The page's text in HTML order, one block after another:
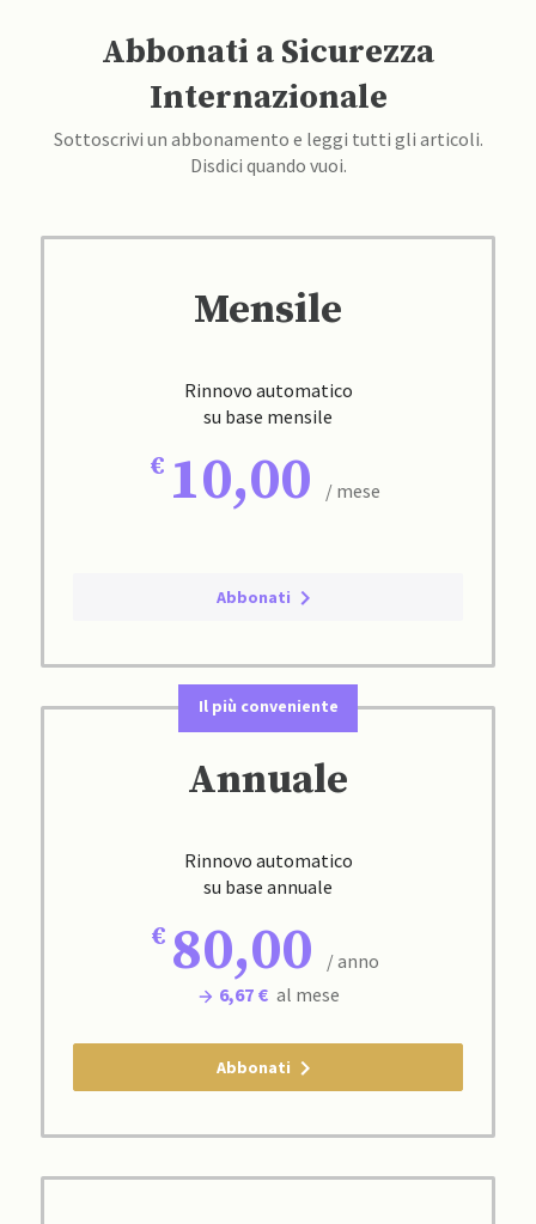
Abbonati a Sicurezza
Internazionale
Sottoscrivi un abbonamento e leggi tutti gli articoli.
Disdici quando vuoi.
Mensile
Rinnovo automatico
su base mensile
10,00 / mese
Abbonati
Il più conveniente
Annuale
Rinnovo automatico
su base annuale
80,00
/ anno
6,67 € al mese
Abbonati